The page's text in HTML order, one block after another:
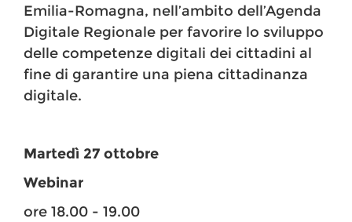
Emilia-Romagna, nell’ambito dell’Agenda
Digitale Regionale per favorire lo sviluppo
delle competenze digitali dei cittadini al
fine di garantire una piena cittadinanza
digitale.
Martedì 27 ottobre
Webinar
ore 18.00 - 19.00